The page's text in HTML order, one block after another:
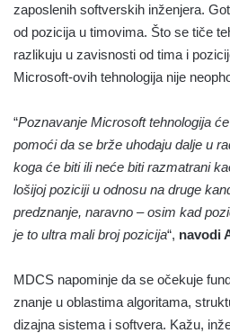
zaposlenih softverskih inženjera.
od pozicija u timovima. Što se tiče
razlikuju u zavisnosti od tima i
Microsoft-ovih tehnologija nije
“Poznavanje Microsoft tehnologija
pomoći da se brže uhodaju dalje u
koga će biti ili neće biti razmatrani
lošijoj poziciji u odnosu na druge
predznanje, naravno – osim kad
je to ultra mali broj pozicija“, navodi
MDCS napominje da se očekuje
znanje u oblastima algoritama,
dizajna sistema i softvera. Kažu,